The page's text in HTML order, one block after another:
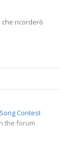
che ricorderò
Contest
the forum